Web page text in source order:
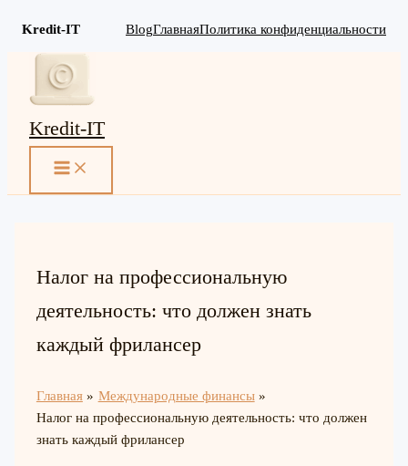
Kredit-IT BlogГлавнаяПолитика конфиденциальности
Перейти
содержимому
Kredit-IT
MAIN
Налог на профессиональную
деятельность: что должен знать
каждый фрилансер
Главная
Международные финансы
Налог на профессиональную деятельность: что должен
знать каждый фрилансер